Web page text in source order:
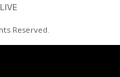
Reserved.